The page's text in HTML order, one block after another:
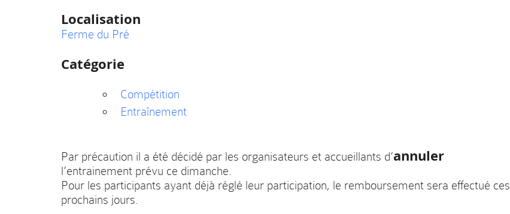
Localisation
Ferme du Pré
Catégorie
Compétition
Entraînement
Par précaution il a été décidé par les organisateurs et accueillants d’annuler
l’entrainement prévu ce dimanche.
Pour les participants ayant déjà réglé leur participation, le remboursement sera effectué ces
prochains jours.